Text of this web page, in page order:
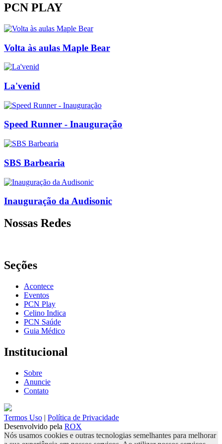
PCN PLAY
Volta às aulas Maple Bear
La'venid
Speed Runner - Inauguração
SBS Barbearia
Inauguração da Audisonic
Nossas Redes
Seções
Acontece
Eventos
PCN Play
Celino Indica
PCN Saúde
Guia Médico
Institucional
Sobre
Anuncie
Contato
Termos Uso | Política de Privacidade
Desenvolvido pela ROX
Nós usamos cookies e outras tecnologias semelhantes para melhorar